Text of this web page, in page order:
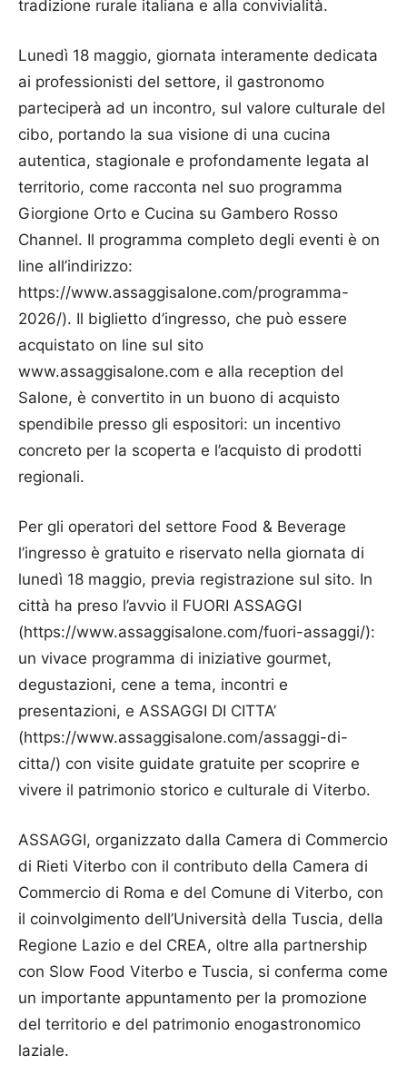
tradizione rurale italiana e alla convivialità.
Lunedì 18 maggio, giornata interamente dedicata
ai professionisti del settore, il gastronomo
parteciperà ad un incontro, sul valore culturale del
cibo, portando la sua visione di una cucina
autentica, stagionale e profondamente legata al
territorio, come racconta nel suo programma
Giorgione Orto e Cucina su Gambero Rosso
Channel. Il programma completo degli eventi è on
line all’indirizzo:
https://www.assaggisalone.com/programma-
2026/). Il biglietto d’ingresso, che può essere
acquistato on line sul sito
www.assaggisalone.com e alla reception del
Salone, è convertito in un buono di acquisto
spendibile presso gli espositori: un incentivo
concreto per la scoperta e l’acquisto di prodotti
regionali.
Per gli operatori del settore Food & Beverage
l’ingresso è gratuito e riservato nella giornata di
lunedì 18 maggio, previa registrazione sul sito. In
città ha preso l’avvio il FUORI ASSAGGI
(https://www.assaggisalone.com/fuori-assaggi/):
un vivace programma di iniziative gourmet,
degustazioni, cene a tema, incontri e
presentazioni, e ASSAGGI DI CITTA’
(https://www.assaggisalone.com/assaggi-di-
citta/) con visite guidate gratuite per scoprire e
vivere il patrimonio storico e culturale di Viterbo.
ASSAGGI, organizzato dalla Camera di Commercio
di Rieti Viterbo con il contributo della Camera di
Commercio di Roma e del Comune di Viterbo, con
il coinvolgimento dell’Università della Tuscia, della
Regione Lazio e del CREA, oltre alla partnership
con Slow Food Viterbo e Tuscia, si conferma come
un importante appuntamento per la promozione
del territorio e del patrimonio enogastronomico
laziale.